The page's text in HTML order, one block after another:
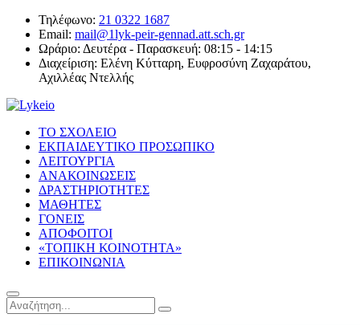
Τηλέφωνο: 21 0322 1687
Email: mail@1lyk-peir-gennad.att.sch.gr
Ωράριο: Δευτέρα - Παρασκευή: 08:15 - 14:15
Διαχείριση: Ελένη Κύτταρη, Ευφροσύνη Ζαχαράτου,
Αχιλλέας Ντελλής
ΤΟ ΣΧΟΛΕΙΟ
ΕΚΠΑΙΔΕΥΤΙΚΟ ΠΡΟΣΩΠΙΚΟ
ΛΕΙΤΟΥΡΓΙΑ
ΑΝΑΚΟΙΝΩΣΕΙΣ
ΔΡΑΣΤΗΡΙΟΤΗΤΕΣ
ΜΑΘΗΤΕΣ
ΓΟΝΕΙΣ
ΑΠΟΦΟΙΤΟΙ
«ΤΟΠΙΚΗ ΚΟΙΝΟΤΗΤΑ»
ΕΠΙΚΟΙΝΩΝΙΑ